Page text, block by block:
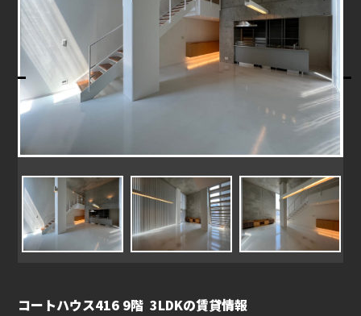
コートハウス416 9階 3LDKの賃貸情報